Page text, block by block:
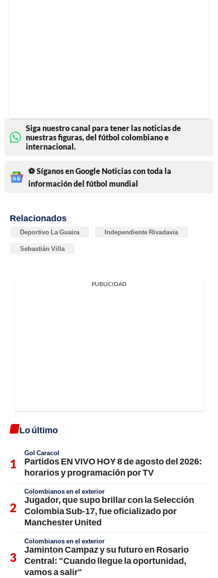
Siga nuestro canal para tener las noticias de
nuestras figuras, del fútbol colombiano e
internacional.
⚽ Síganos en Google Noticias con toda la
información del fútbol mundial
Relacionados
Deportivo La Guaira Independiente Rivadavia
Sebastián Villa
PUBLICIDAD
Lo último
Gol Caracol
Partidos EN VIVO HOY 8 de agosto del 2026:
horarios y programación por TV
Colombianos en el exterior
Jugador, que supo brillar con la Selección
Colombia Sub-17, fue oficializado por
Manchester United
Colombianos en el exterior
Jaminton Campaz y su futuro en Rosario
Central: "Cuando llegue la oportunidad,
vamos a salir"